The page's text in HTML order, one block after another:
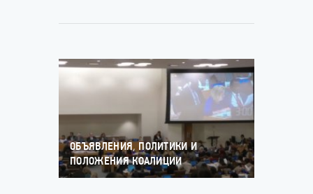
ОБЪЯВЛЕНИЯ ,ПОЛИТИКИ И
ПОЛОЖЕНИЯ КОАЛИЦИИ